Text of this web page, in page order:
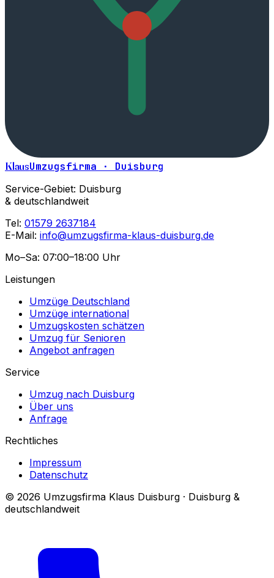
KlausUmzugsfirma · Duisburg
Service-Gebiet: Duisburg
& deutschlandweit
Tel: 01579 2637184
E-Mail: info@umzugsfirma-klaus-duisburg.de
Mo–Sa: 07:00–18:00 Uhr
Leistungen
Umzüge Deutschland
Umzüge international
Umzugskosten schätzen
Umzug für Senioren
Angebot anfragen
Service
Umzug nach Duisburg
Über uns
Anfrage
Rechtliches
Impressum
Datenschutz
© 2026 Umzugsfirma Klaus Duisburg · Duisburg &
deutschlandweit